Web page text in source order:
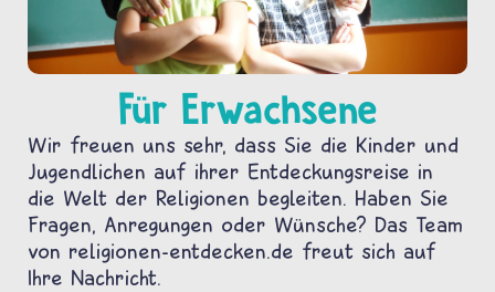
Für Erwachsene
Wir freuen uns sehr, dass Sie die Kinder und
Jugendlichen auf ihrer Entdeckungsreise in
die Welt der Religionen begleiten. Haben Sie
Fragen, Anregungen oder Wünsche? Das Team
von religionen-entdecken.de freut sich auf
Ihre Nachricht.